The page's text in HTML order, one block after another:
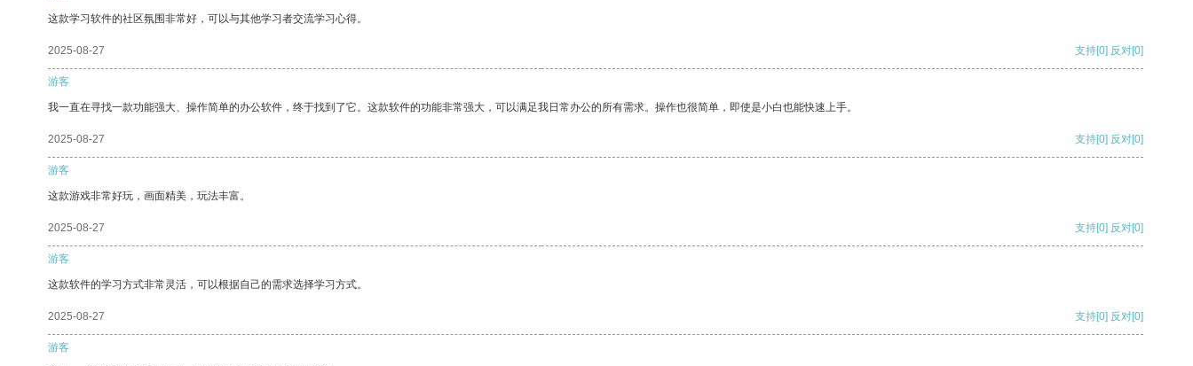
这款学习软件的社区氛围非常好，可以与其他学习者交流学习心得。
2025-08-27 支持[0] 反对[0]
游客
我一直在寻找一款功能强大、操作简单的办公软件，终于找到了它。这款软件的功能非常强大，可以满足我日常办公的所有需求。操作也很简单，即使是小白也能快速上手。
2025-08-27 支持[0] 反对[0]
游客
这款游戏非常好玩，画面精美，玩法丰富。
2025-08-27 支持[0] 反对[0]
游客
这款软件的学习方式非常灵活，可以根据自己的需求选择学习方式。
2025-08-27 支持[0] 反对[0]
游客